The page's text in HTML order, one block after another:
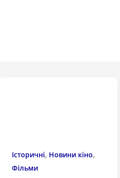
Історичні, Новини кіно,
Фільми